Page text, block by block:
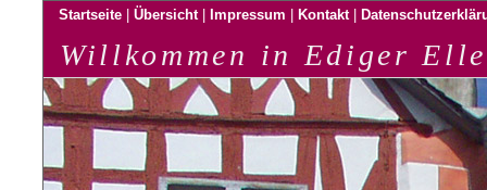
Startseite Übersicht Impressum Kontakt
Willkommen in Ediger